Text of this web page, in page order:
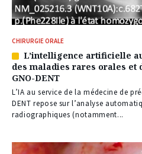
CHIRURGIE ORALE
Article
réservé
à
nos
abonnés
L’intelligence artificielle
des maladies rares orales et
GNO-DENT
L’IA au service de la médecine de
DENT repose sur l’analyse
radiographiques (notamment...